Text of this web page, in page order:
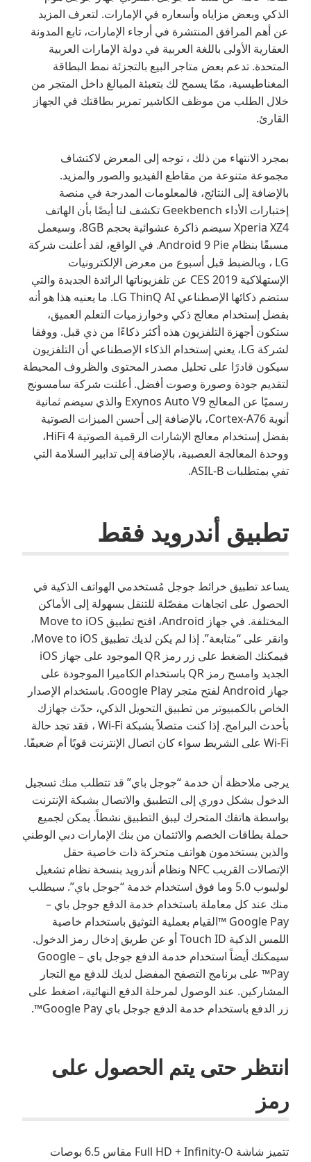
الذكي وبعض مزاياه وأسعاره في الإمارات. لتعرف المزيد
عن أهم المرافق المنتشرة في أرجاء الإمارات، تابع المدونة
العقارية الأولى باللغة العربية في دولة الإمارات العربية
المتحدة. تدعم بعض متاجر البيع بالتجزئة نمط البطاقة
المغناطيسية، ممّا يسمح لك بتعبئة المبالغ داخل المتجر من
خلال الطلب من موظف الكاشير تمرير بطاقتك في الجهاز
القارئ.
بمجرد الانتهاء من ذلك ، توجه إلى المعرض لاكتشاف
مجموعة متنوعة من مقاطع الفيديو والصور والمزيد.
بالإضافة إلى النتائج، فالمعلومات المدرجة في منصة
إختبارات الأداء Geekbench تكشف لنا أيضًا بأن الهاتف
Xperia XZ4 سيضم ذاكرة عشوائية بحجم 8GB، وسيعمل
مسبقًا بنظام Android 9 Pie. في الواقع، لقد أعلنت شركة
LG ، وبالضبط قبل أسبوع من معرض الإلكترونيات
الإستهلاكية CES 2019 عن تلفزيوناتها الرائدة الجديدة والتي
ستضم ذكائها الإصطناعي LG ThinQ AI. ما يعنيه هذا هو أنه
بفضل إستخدام معالج ذكي وخوارزميات التعلم العميق،
ستكون أجهزة التلفزيون هذه أكثر ذكاءًا من ذي قبل. ووفقا
لشركة LG، يعني إستخدام الذكاء الإصطناعي أن التلفزيون
سيكون قادرًا على تحليل مصدر المحتوى والظروف المحيطة
لتقديم جودة وصورة وصوت أفضل. أعلنت شركة سامسونج
رسميًا عن المعالج Exynos Auto V9 والذي سيضم ثمانية
أنوية Cortex-A76، بالإضافة إلى أحسن الميزات الصوتية
بفضل إستخدام معالج الإشارات الرقمية الصوتية HiFi 4،
ووحدة المعالجة العصبية، بالإضافة إلى تدابير السلامة التي
تفي بمتطلبات ASIL-B.
تطبيق أندرويد فقط
يساعد تطبيق خرائط جوجل مُستخدمي الهواتف الذكية في
الحصول على اتجاهات مفصّلة للتنقل بسهولة إلى الأماكن
المختلفة. في جهاز Android، افتح تطبيق Move to iOS
وانقر على “متابعة”. إذا لم يكن لديك تطبيق Move to iOS،
فيمكنك الضغط على زر رمز QR الموجود على جهاز iOS
الجديد وامسح رمز QR باستخدام الكاميرا الموجودة على
جهاز Android لفتح متجر Google Play. باستخدام الإصدار
الخاص بالكمبيوتر من تطبيق التحويل الذكي، حدّث جهازك
بأحدث البرامج. إذا كنت متصلاً بشبكة Wi-Fi ، فقد تجد حالة
Wi-Fi على الشريط سواء كان اتصال الإنترنت قويًا أم ضعيفًا.
يرجى ملاحظة أن خدمة “جوجل باي” قد تتطلب منك تسجيل
الدخول بشكل دوري إلى التطبيق والاتصال بشبكة الإنترنت
بواسطة هاتفك المتحرك ليبق التطبيق نشطاً. يمكن لجميع
حملة بطاقات الخصم والائتمان من بنك الإمارات دبي الوطني
والذين يستخدمون هواتف متحركة ذات خاصية حقل
الإتصالات القريب NFC ونظام أندرويد بنسخة نظام تشغيل
لوليبوب 5.0 وما فوق استخدام خدمة “جوجل باي”. سيطلب
منك عند كل معاملة باستخدام خدمة الدفع جوجل باي –
Google Pay ™القيام بعملية التوثيق باستخدام خاصية
اللمس الذكية Touch ID أو عن طريق إدخال رمز الدخول.
سيمكنك أيضاً استخدام خدمة الدفع جوجل باي – Google
Pay™ على برنامج التصفح المفضل لديك للدفع مع التجار
المشاركين. عند الوصول لمرحلة الدفع النهائية، اضغط على
زر الدفع باستخدام خدمة الدفع جوجل باي Google Pay™.
انتظر حتى يتم الحصول على
رمز
تتميز شاشة Full HD + Infinity-O مقاس 6.5 بوصات